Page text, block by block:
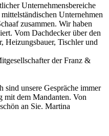
Unternehmensbereiche
Unternehmen
zusammen. Wir haben
Vom Dachdecker über den
Heizungsbauer, Tischler und
der Franz &
unsere Gespräche immer
mit dem Mandanten. Von
an Sie. Martina